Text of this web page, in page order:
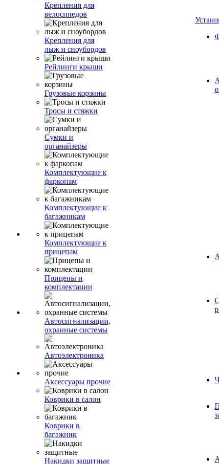
Крепления для
велосипедов
Крепления для
лыж и сноубордов
Рейлинги крыши
Грузовые корзины
Тросы и стяжки
Сумки и
органайзеры
Комплектующие к
фаркопам
Комплектующие к
багажникам
Комплектующие к
прицепам
Прицепы и
комплектации
Автосигнализации,
охранные системы
Автоэлектроника
Аксессуары прочие
Коврики в салон
Коврики в
багажник
Накидки защитные